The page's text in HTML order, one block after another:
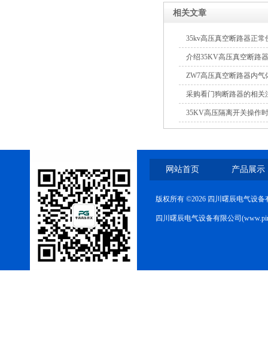
相关文章
35kv高压真空断路器正常
介绍35KV高压真空断路
ZW7高压真空断路器内气
采购看门狗断路器的相关
35KV高压隔离开关操作
网站首页 产品展示
版权所有 ©2026 四川曙辰电气设
四川曙辰电气设备有限公司